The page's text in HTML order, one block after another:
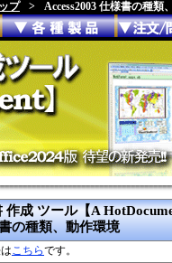
プ > Access2003 仕様書の種類
作成 ツール【A
の種類、動作環境
こちらです。